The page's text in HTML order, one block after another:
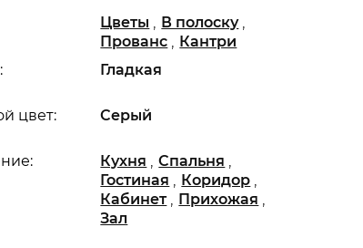
цвет: Серый
Цветы , В полоску ,
Прованс , Кантри
Кухня ,Спальня ,
Гостиная , Коридор ,
Кабинет , Прихожая ,
Зал
Гладкая